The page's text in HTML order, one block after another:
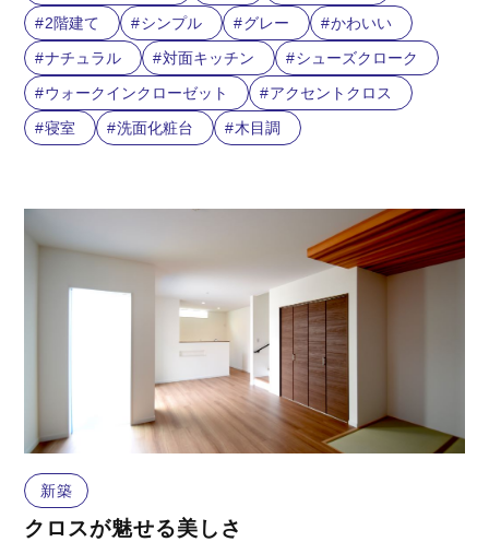
2階建て
シンプル グレー
かわいい
ナチュラル
対面キッチン
シューズクローク
ウォークインクローゼット
アクセントクロス
寝室
洗面化粧台 木目調
新築
クロスが魅せる美しさ